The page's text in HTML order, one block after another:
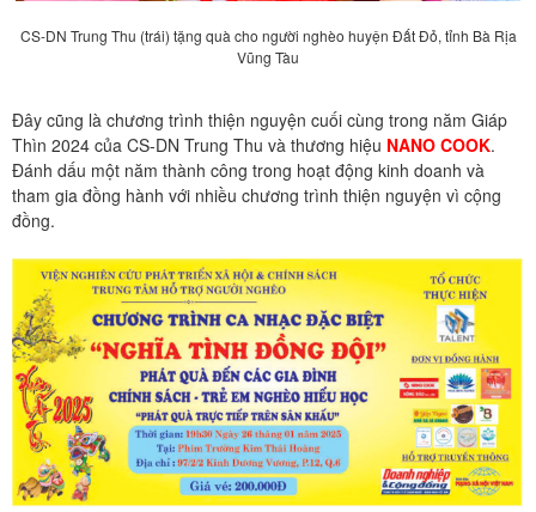
CS-DN Trung Thu (trái) tặng quà cho người nghèo huyện Đất Đỏ, tỉnh Bà Rịa
Vũng Tàu
Đây cũng là chương trình thiện nguyện cuối cùng trong năm Giáp
Thìn 2024 của CS-DN Trung Thu và thương hiệu NANO COOK.
Đánh dấu một năm thành công trong hoạt động kinh doanh và
tham gia đồng hành với nhiều chương trình thiện nguyện vì cộng
đồng.